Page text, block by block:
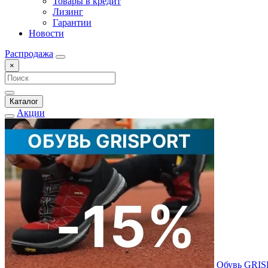
Лизинг
Гарантии
Новости
Распродажа
×
Каталог
Акции
Обувь